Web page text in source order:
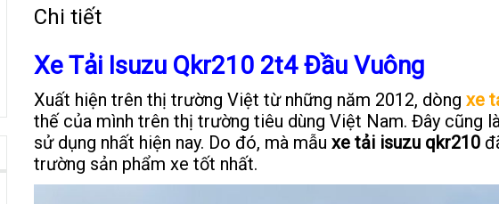
Chi tiết
Xe Tải Isuzu Qkr210 2t4 Đầu Vuông
Xuất hiện trên thị trường Việt từ những năm 2012, dòng xe
thế của mình trên thị trường tiêu dùng Việt Nam. Đây cũng
sử dụng nhất hiện nay. Do đó, mà mẫu xe tải isuzu qkr210
trường sản phẩm xe tốt nhất.